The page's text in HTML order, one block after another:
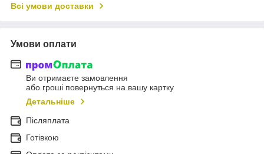
Всі умови доставки
Умови оплати
Ви отримаєте замовлення
або гроші повернуться на вашу картку
Детальніше
Післяплата
Готівкою